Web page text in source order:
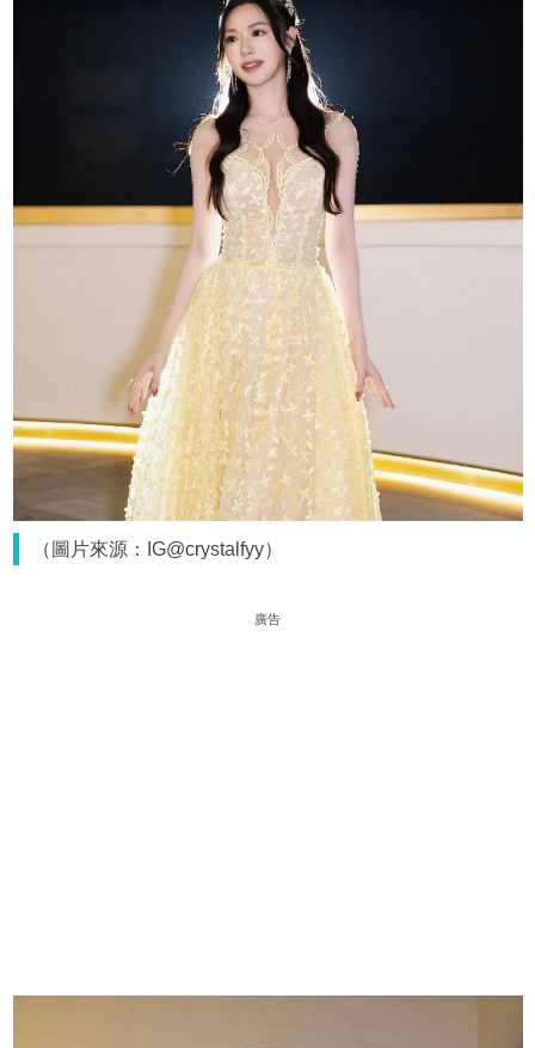
（圖片來源：IG@crystalfyy）
廣告